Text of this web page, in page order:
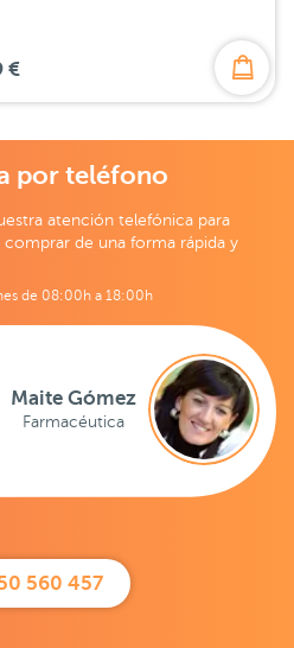
€
por teléfono
atención telefónica para
de una forma rápida y
de 08:00h a 18:00h
560 457
Maite Gómez
Farmacéutica